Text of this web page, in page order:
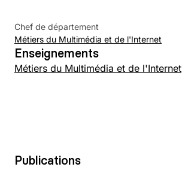
Chef de département
Métiers du Multimédia et de l'Internet
Enseignements
Métiers du Multimédia et de l'Internet
Publications